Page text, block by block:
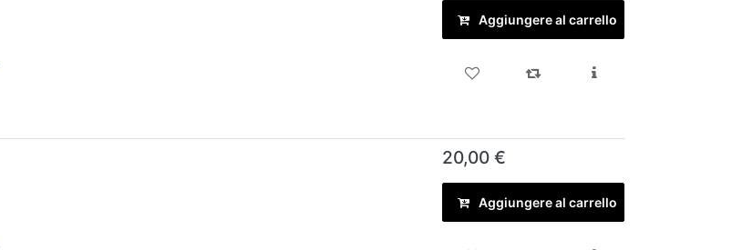
Aggiungere al carrello
20,00 €
Aggiungere al carrello